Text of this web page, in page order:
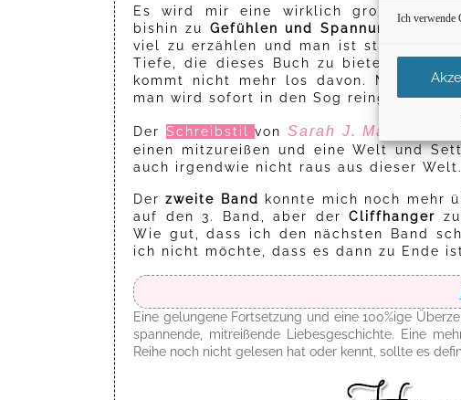
Ich verwende
Es wird mir eine wirklich großartige
bishin zu Gefühlen und Spannung
ist
viel zu erzählen und man ist stark
Tiefe, die dieses Buch zu bieten hat.
kommt nicht mehr los davon. Man
man wird sofort in den Sog reingerissen.
Der Schreibstilvon Sarah J. Maas
einen mitzureißen und eine Welt und
auch irgendwie nicht raus aus dieser
Derzweite Band
konnte mich noch mehr
auf den 3. Band, aber der Cliffhanger
Wie gut, dass ich den nächsten Band
ich nicht möchte, dass es dann zu Ende
Eine gelungene Fortsetzung und eine 100%ige
spannende, mitreißende Liebesgeschichte. Eine
Reihe noch nicht gelesen hat oder kennt, sollte es